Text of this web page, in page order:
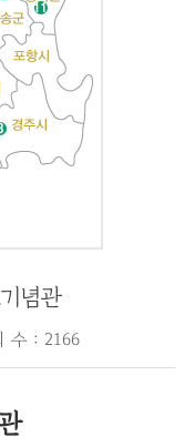
념관
수 : 2166